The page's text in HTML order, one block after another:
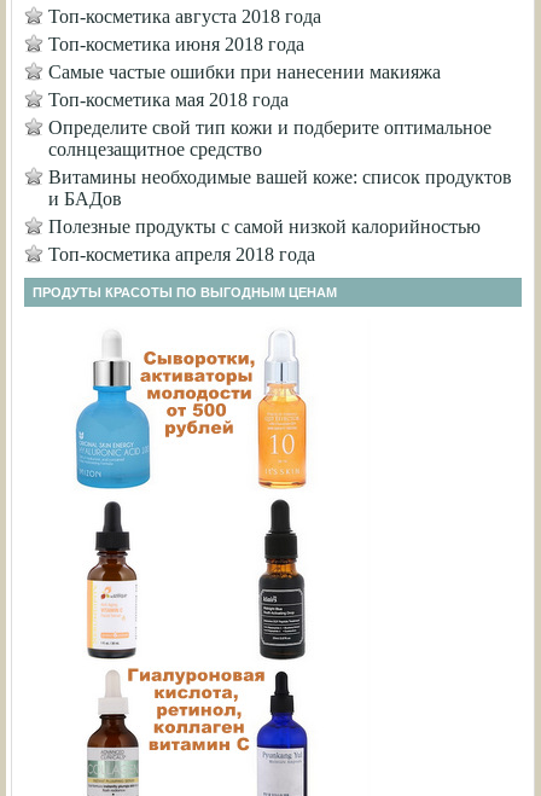
Топ-косметика августа 2018 года
Топ-косметика июня 2018 года
Самые частые ошибки при нанесении макияжа
Топ-косметика мая 2018 года
Определите свой тип кожи и подберите оптимальное
солнцезащитное средство
Витамины необходимые вашей коже: список продуктов
и БАДов
Полезные продукты с самой низкой калорийностью
Топ-косметика апреля 2018 года
ПРОДУТЫ КРАСОТЫ ПО ВЫГОДНЫМ ЦЕНАМ